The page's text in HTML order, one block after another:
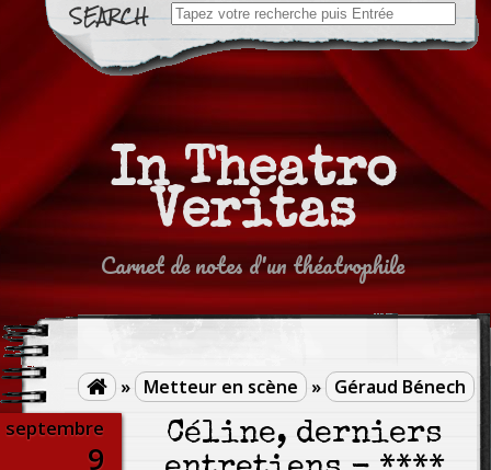
Search
for:
In Theatro
Veritas
Carnet de notes d'un théatrophile
 » Metteur en scène » Géraud Bénech
septembre
9
Céline, derniers